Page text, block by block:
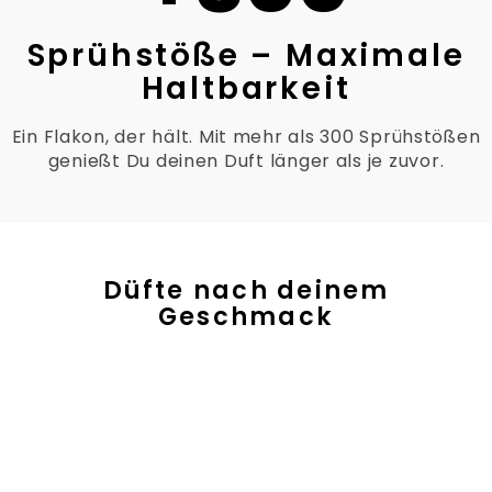
Sprühstöße – Maximale
Haltbarkeit
Ein Flakon, der hält. Mit mehr als 300 Sprühstößen
genießt Du deinen Duft länger als je zuvor.
Düfte nach deinem
Geschmack